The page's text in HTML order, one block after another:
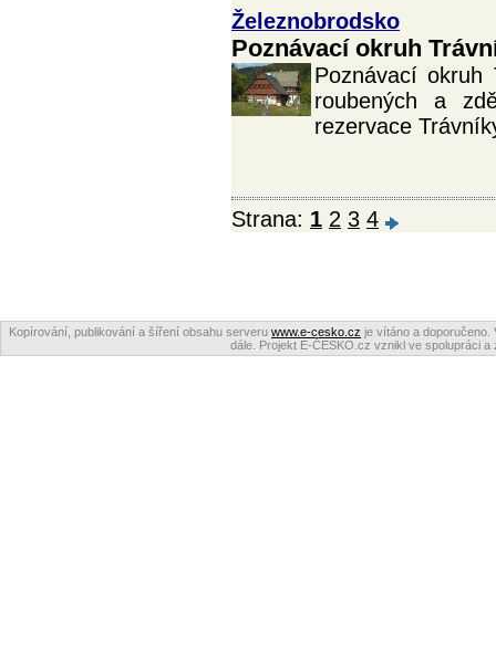
Železnobrodsko
Poznávací okruh
Poznávací okruh
roubených a
rezervace
Strana: 1 2 3 4
Kopírování, publikování a šíření obsahu serveru www.e-cesko.cz je vítáno a doporučeno.
dále. Projekt E-ČESKO.cz vznikl ve spolupráci